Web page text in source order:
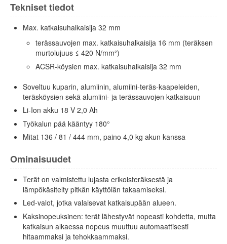
Tekniset tiedot
Max. katkaisuhalkaisija 32 mm
terässauvojen max. katkaisuhalkaisija 16 mm (teräksen
murtolujuus ≤ 420 N/mm²)
ACSR-köysien max. katkaisuhalkaisija 32 mm
Soveltuu kuparin, alumiinin, alumiini-teräs-kaapeleiden,
teräsköysien sekä alumiini- ja terässauvojen katkaisuun
Li-Ion akku 18 V 2,0 Ah
Työkalun pää kääntyy 180°
Mitat 136 / 81 / 444 mm, paino 4,0 kg akun kanssa
Ominaisuudet
Terät on valmistettu lujasta erikoisteräksestä ja
lämpökäsitelty pitkän käyttöiän takaamiseksi.
Led-valot, jotka valaisevat katkaisupään alueen.
Kaksinopeuksinen: terät lähestyvät nopeasti kohdetta, mutta
katkaisun alkaessa nopeus muuttuu automaattisesti
hitaammaksi ja tehokkaammaksi.